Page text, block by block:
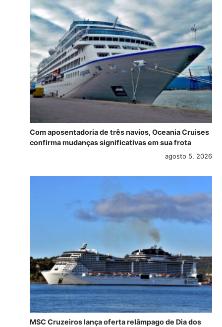
Com aposentadoria de três navios, Oceania Cruises
confirma mudanças significativas em sua frota
agosto 5, 2026
MSC Cruzeiros lança oferta relâmpago de Dia dos